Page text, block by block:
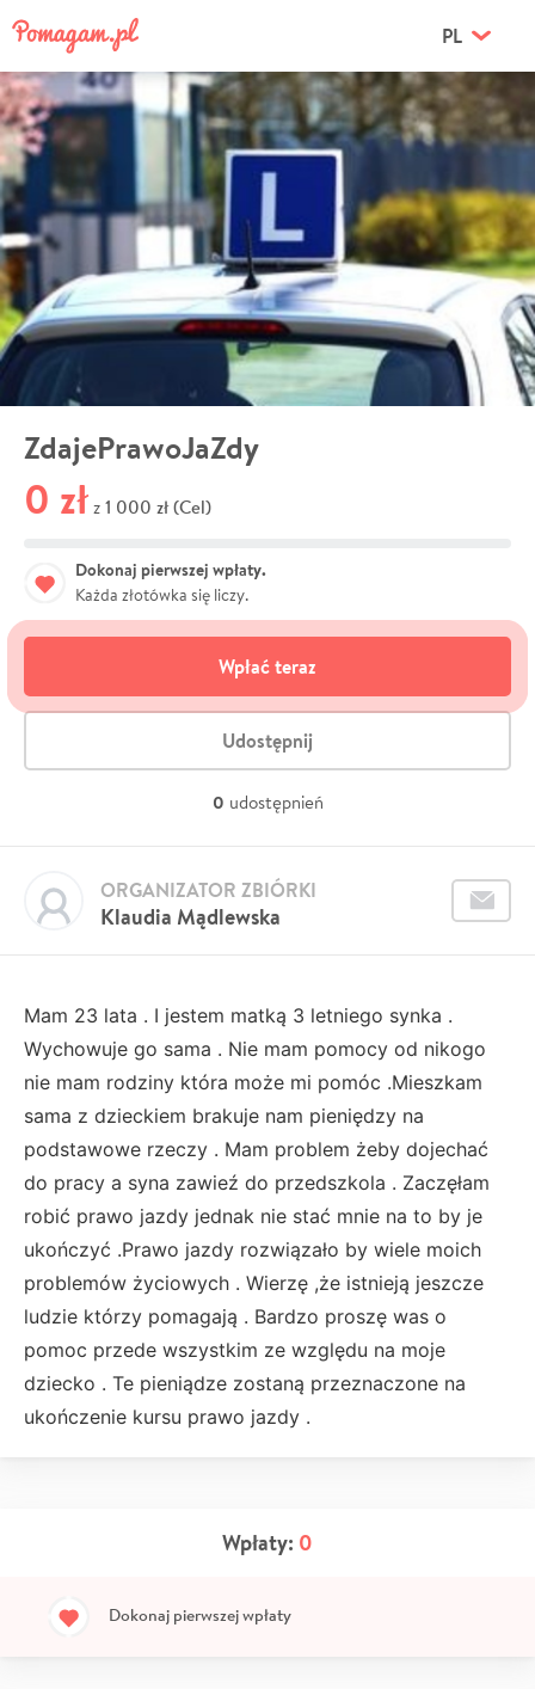
PL
ZdajePrawoJaZdy
0 zł z 1 000 zł (Cel)
Dokonaj pierwszej wpłaty.
Każda złotówka się liczy.
Wpłać teraz
Udostępnij
0 udostępnień
Klaudia Mądlewska
ORGANIZATOR ZBIÓRKI
Mam 23 lata . I jestem matką 3 letniego synka .
Wychowuje go sama . Nie mam pomocy od nikogo
nie mam rodziny która może mi pomóc .Mieszkam
sama z dzieckiem brakuje nam pieniędzy na
podstawowe rzeczy . Mam problem żeby dojechać
do pracy a syna zawieź do przedszkola . Zaczęłam
robić prawo jazdy jednak nie stać mnie na to by je
ukończyć .Prawo jazdy rozwiązało by wiele moich
problemów życiowych . Wierzę ,że istnieją jeszcze
ludzie którzy pomagają . Bardzo proszę was o
pomoc przede wszystkim ze względu na moje
dziecko . Te pieniądze zostaną przeznaczone na
ukończenie kursu prawo jazdy .
Wpłaty: 0
Dokonaj pierwszej wpłaty